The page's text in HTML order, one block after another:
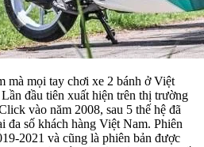
mà mọi tay chơi xe 2 bánh ở Việt
đầu tiên xuất hiện trên thị trường
vào năm 2008, sau 5 thế hệ đã
đa số khách hàng Việt Nam. Phiên
2021 và cũng là phiên bản được